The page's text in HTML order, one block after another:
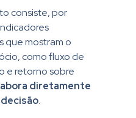
consiste, por
que mostram o
como fluxo de
e retorno sobre
diretamente
.